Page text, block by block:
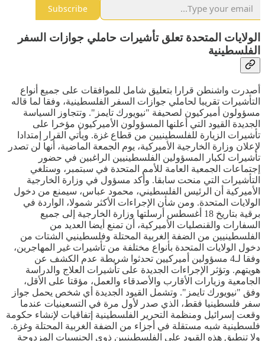
Subscribe
الولايات المتحدة تعلق تأشيرات حاملي جوازات السفر
الفلسطينية
أصدرت واشنطن قرارا بتعليق شامل للموافقات على جميع أنواع
التأشيرات تقريبا لحاملي جوازات السفر الفلسطينية، وفقا لما قاله
مسؤولون أميركيون لصحيفة "نيويورك تايمز". وتتجاوز السياسة
الجديدة القيود التي أعلنها المسؤولون الأميركيون مؤخرا على
تأشيرات الزيارة للفلسطينيين من قطاع غزة. ويأتي القرار إمتدادا
لإعلان وزارة الخارجية الأميركية، يوم الجمعة الماضية، أنها لن تصدر
تأشيرات لكبار المسؤولين الفلسطينيين الراغبين في حضور
إجتماعات الجمعية العامة للأمم المتحدة في سبتمبر، وستلغي
التأشيرات التي منحت سابقا. وأكد مسؤول في وزارة الخارجية
الأميركية أن الرئيس الفلسطيني، محمود عباس، سيمنع من دخول
الولايات المتحدة. ومن شأن الإجراءات الأكثر شمولا، الواردة في
برقية بتاريخ 18 أغسطس أرسلتها وزارة الخارجية إلى جميع
السفارات والقنصليات الأميركية، أن تمنع أيضا العديد من
الفلسطينيين من الضفة الغربية المحتلة وفلسطينيي الشتات من
دخول الولايات المتحدة بأنواع مختلفة من تأشيرات غير المهاجرين،
وفقا لـ4 مسؤولين أميركيين تحدثوا شريطة عدم الكشف عن
هويتهم. وتؤثر الإجراءات الجديدة على تأشيرات العلاج والدراسة
الجامعية وزيارات الأقارب والأصدقاء والعمل، مؤقتا على الأقل،
وفق "نيويورك تايمز". وتشمل القيود الجديدة أي شخص يحمل جواز
سفر فلسطينيا فقط، الذي صدر لأول مرة في التسعينيات عندما
وقعت إسرائيل ومنظمة التحرير الفلسطينية إتفاقيات لإنشاء حكومة
فلسطينية شبه مستقلة في أجزاء من الضفة الغربية المحتلة وغزة.
ولا تنطبق هذه القيود على الفلسطينيين ذوي الجنسيات المزدوجة